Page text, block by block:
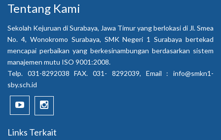
Tentang Kami
Sekolah Kejuruan di Surabaya, Jawa Timur yang berlokasi di Jl. Smea
No. 4, Wonokromo Surabaya, SMK Negeri 1 Surabaya bertekad
mencapai perbaikan yang berkesinambungan berdasarkan sistem
manajemen mutu ISO 9001:2008.
Telp. 031-8292038 FAX. 031- 8292039, Email : info@smkn1-
sby.sch.id
Links Terkait